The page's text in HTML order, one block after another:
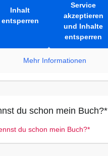
Inhalt
entsperren
Service
akzeptieren
und Inhalte
entsperren
Mehr Informationen
du schon mein Buch?*